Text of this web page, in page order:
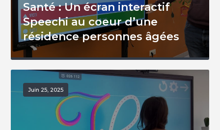
Santé : Un écran interactif
Speechi au coeur d’une
résidence personnes âgées
Juin 25, 2025